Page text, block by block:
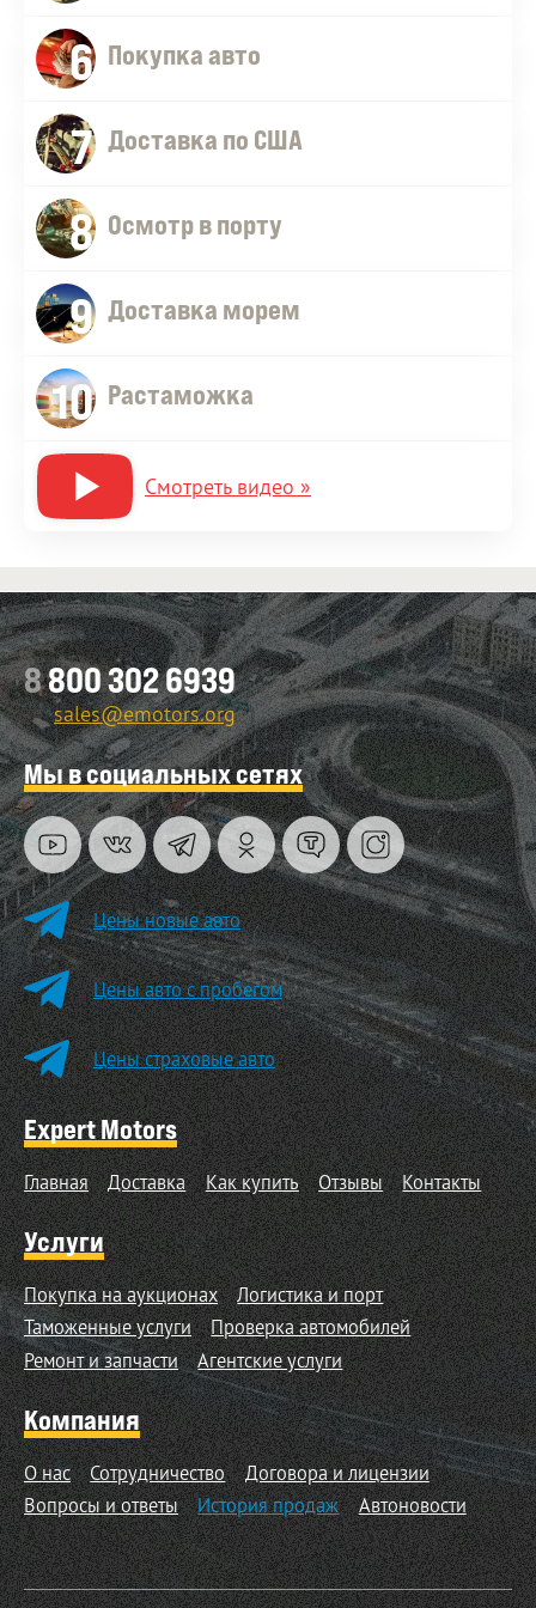
6 Покупка авто
7 Доставка по США
8 Осмотр в порту
9 Доставка морем
10 Растаможка
Смотреть видео »
8800 302 6939
sales@emotors.org
Мы в социальных сетях
Цены новые авто
Цены авто с пробегом
Цены страховые авто
Expert Motors
Главная Доставка Как купить Отзывы Контакты
Услуги
Покупка на аукционах
Логистика и порт
Таможенные услуги
Проверка автомобилей
Ремонт и запчасти
Агентские услуги
Компания
О нас Сотрудничество
Договора и лицензии
Вопросы и ответы
История продаж Автоновости